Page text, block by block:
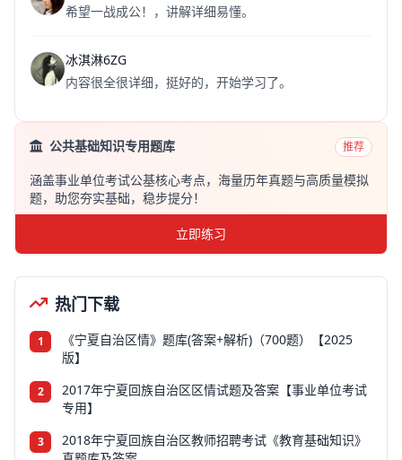
希望一战成公！，讲解详细易懂。
冰淇淋6ZG
内容很全很详细，挺好的，开始学习了。
公共基础知识专用题库 推荐
涵盖事业单位考试公基核心考点，海量历年真题与高质量模拟
题，助您夯实基础，稳步提分！
立即练习
热门下载
1
《宁夏自治区情》题库(答案+解析)（700题）【2025
版】
2
2017年宁夏回族自治区区情试题及答案【事业单位考试
专用】
3
2018年宁夏回族自治区教师招聘考试《教育基础知识》